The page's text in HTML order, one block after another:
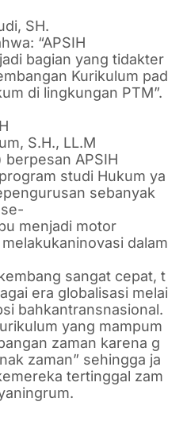
, SH.
: “APSIH
bagian yang tidakter
Kurikulum pad
di lingkungan PTM”.
, S.H., LL.M
berpesan APSIH
program studi Hukum ya
sebanyak
menjadi motor
melakukaninovasi dalam
sangat cepat, t
era globalisasi melai
bahkantransnasional.
yang mampum
zaman karena g
zaman” sehingga ja
mereka tertinggal zam
.